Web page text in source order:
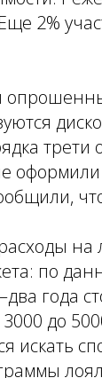
2%
на
по
года
до
искать